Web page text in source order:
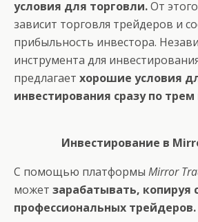
условия для торговли.От
зависит торговля трейдеров и
прибыльность инвестора.
инструмента для
предлагает хорошие условия
инвестирования сразу по
Инвестирование в
С помощью платформы Mirror
может зарабатывать, копируя
профессиональных трейдеров.